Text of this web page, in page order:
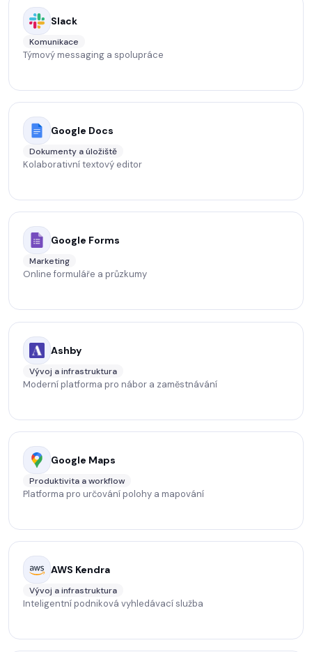
Slack
Komunikace
Týmový messaging a spolupráce
Google Docs
Dokumenty a úložiště
Kolaborativní textový editor
Google Forms
Marketing
Online formuláře a průzkumy
Ashby
Vývoj a infrastruktura
Moderní platforma pro nábor a zaměstnávání
Google Maps
Produktivita a workflow
Platforma pro určování polohy a mapování
AWS Kendra
Vývoj a infrastruktura
Inteligentní podniková vyhledávací služba